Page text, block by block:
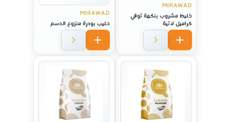
MIRAWAD
خليط مشروب بنكهة توفي
كراميل لاتية
MIRAWAD
حليب بودرة منزوع الدسم